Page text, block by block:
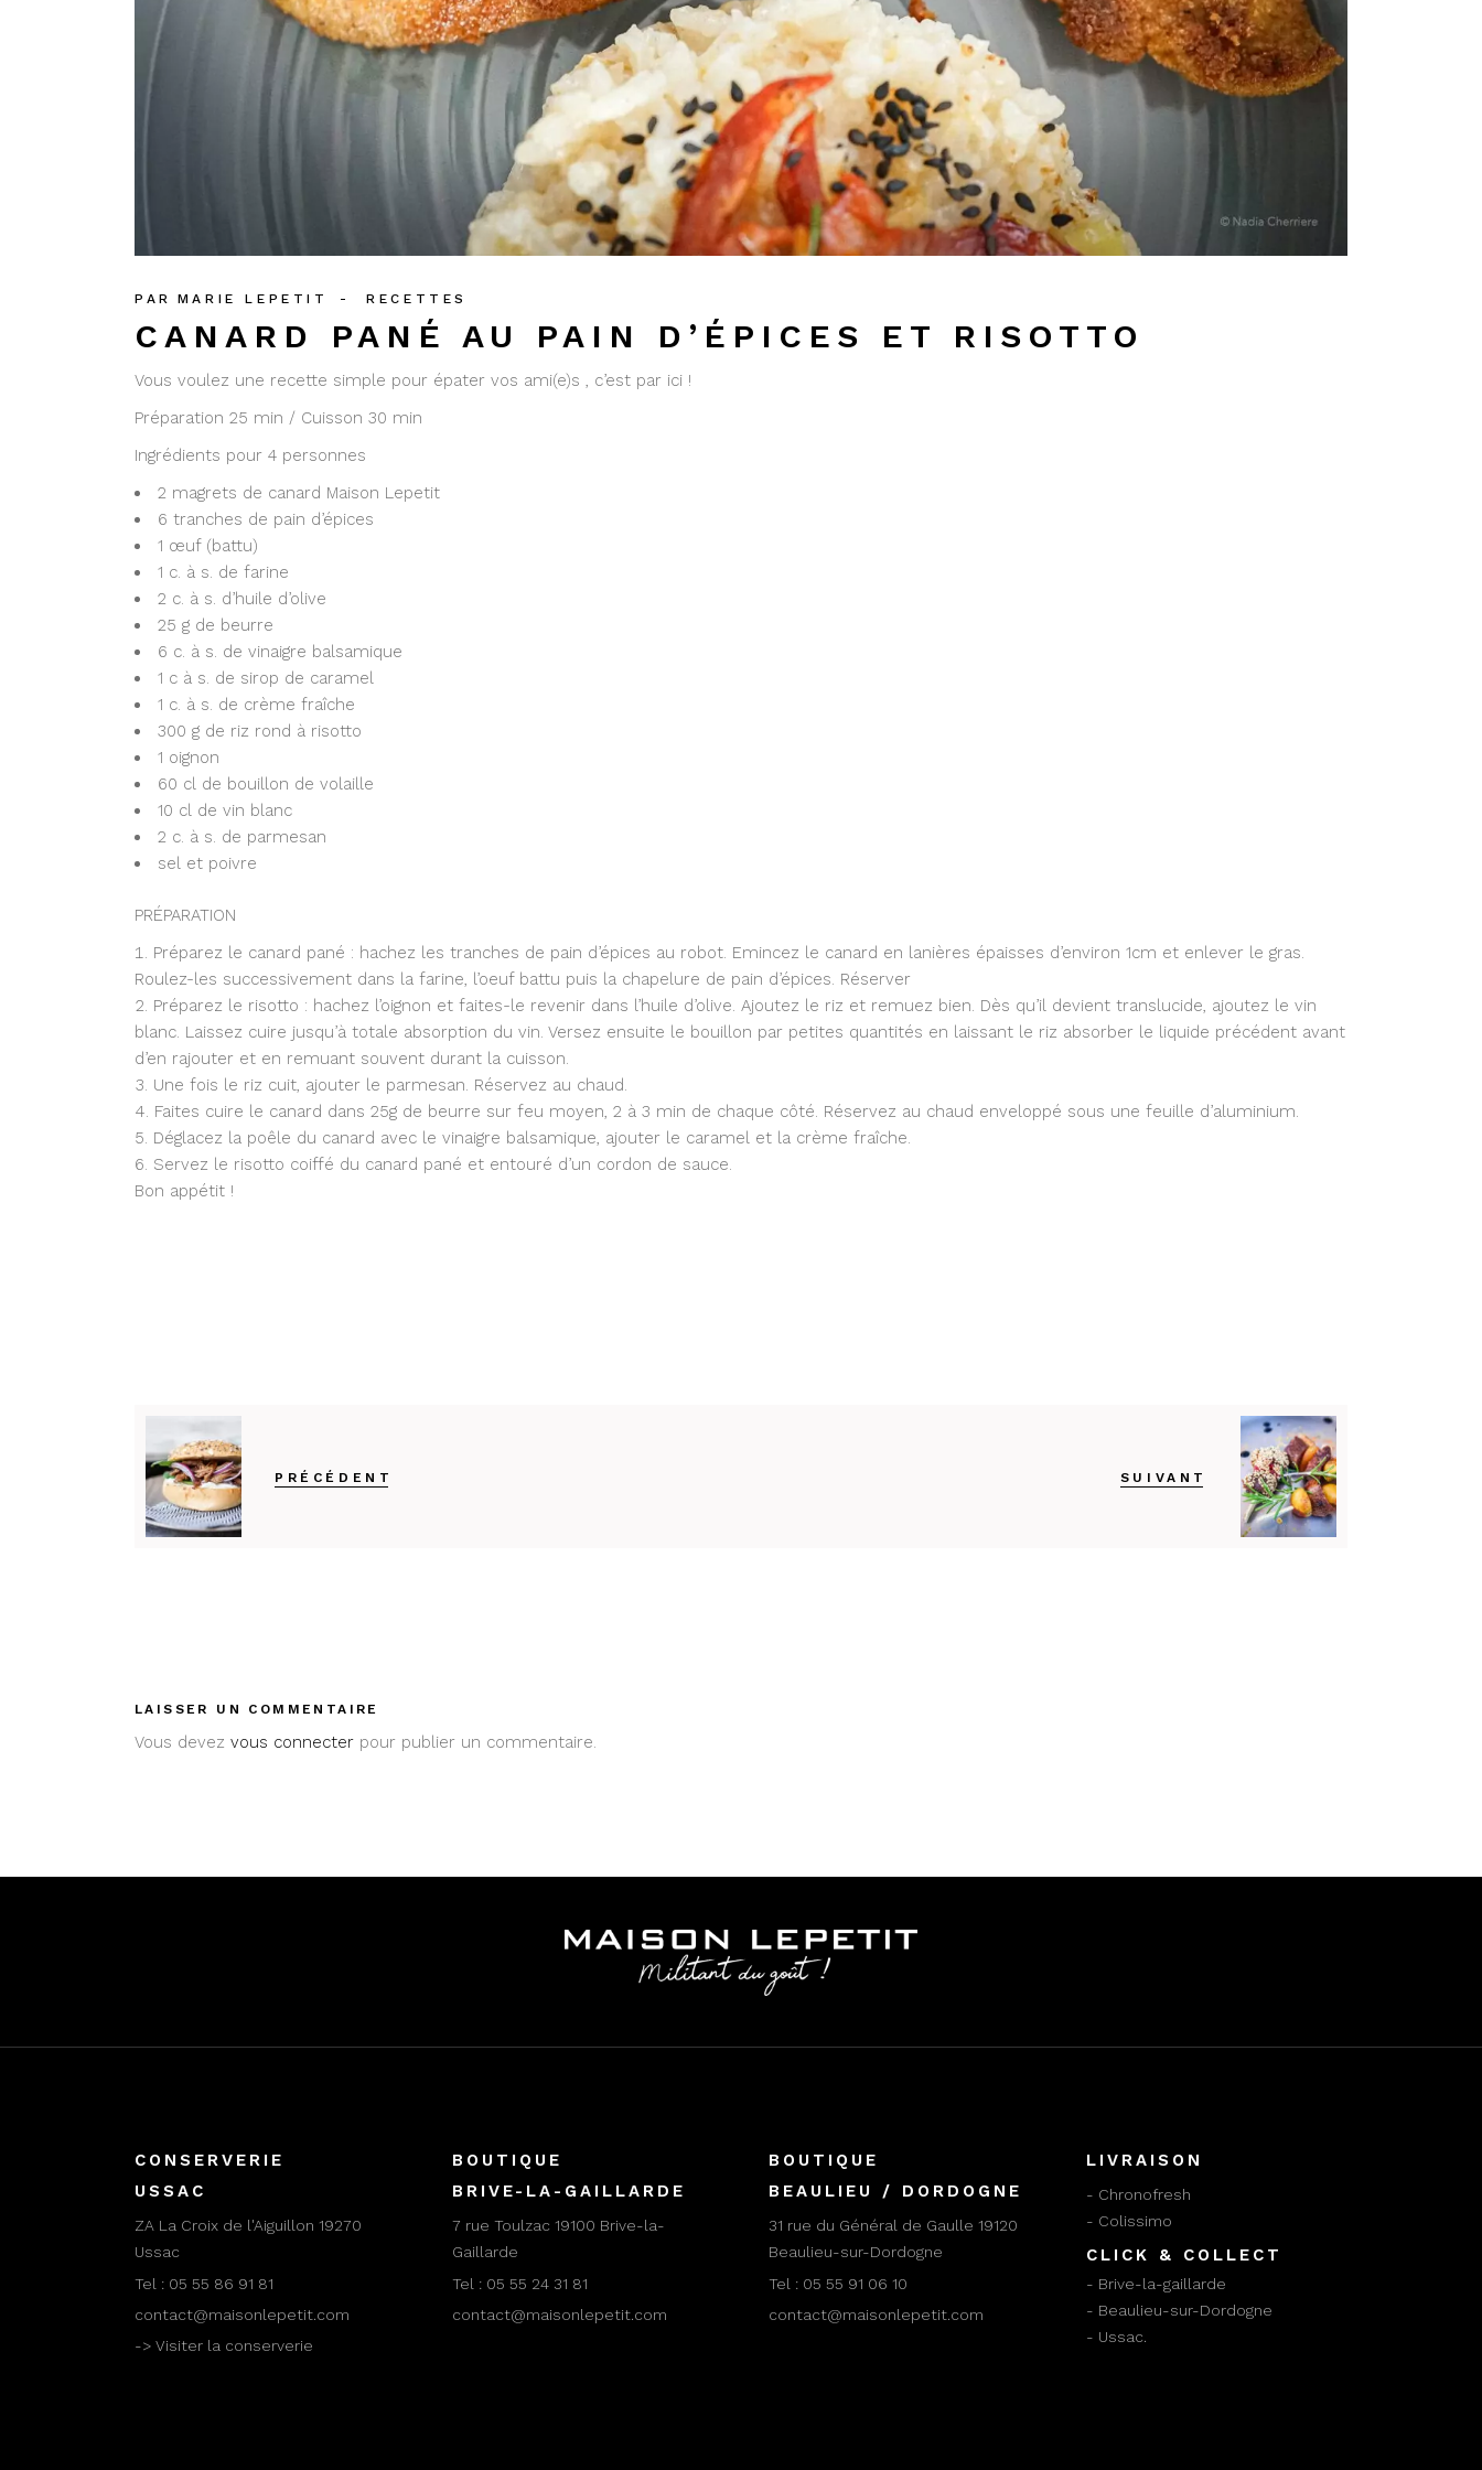
PAR MARIE LEPETIT RECETTES
CANARD PANÉ AU PAIN D’ÉPICES ET RISOTTO
Vous voulez une recette simple pour épater vos ami(e)s , c’est par ici !
Préparation 25 min / Cuisson 30 min
Ingrédients pour 4 personnes
2 magrets de canard Maison Lepetit
6 tranches de pain d’épices
1 œuf (battu)
1 c. à s. de farine
2 c. à s. d’huile d’olive
25 g de beurre
6 c. à s. de vinaigre balsamique
1 c à s. de sirop de caramel
1 c. à s. de crème fraîche
300 g de riz rond à risotto
1 oignon
60 cl de bouillon de volaille
10 cl de vin blanc
2 c. à s. de parmesan
sel et poivre
PRÉPARATION
Préparez le canard pané : hachez les tranches de pain d’épices au robot. Emincez le canard en lanières épaisses d’environ 1cm et enlever le gras.
Roulez-les successivement dans la farine, l’oeuf battu puis la chapelure de pain d’épices. Réserver
Préparez le risotto : hachez l’oignon et faites-le revenir dans l’huile d’olive. Ajoutez le riz et remuez bien. Dès qu’il devient translucide, ajoutez le vin
blanc. Laissez cuire jusqu’à totale absorption du vin. Versez ensuite le bouillon par petites quantités en laissant le riz absorber le liquide précédent avant
d’en rajouter et en remuant souvent durant la cuisson.
Une fois le riz cuit, ajouter le parmesan. Réservez au chaud.
Faites cuire le canard dans 25g de beurre sur feu moyen, 2 à 3 min de chaque côté. Réservez au chaud enveloppé sous une feuille d’aluminium.
Déglacez la poêle du canard avec le vinaigre balsamique, ajouter le caramel et la crème fraîche.
Servez le risotto coiffé du canard pané et entouré d’un cordon de sauce.
Bon appétit !
PRÉCÉDENT SUIVANT
LAISSER UN COMMENTAIRE
Vous devez vous connecter pour publier un commentaire.
CONSERVERIE
USSAC
ZA La Croix de l'Aiguillon 19270
Ussac
Tel : 05 55 86 91 81
contact@maisonlepetit.com
-> Visiter la conserverie
BOUTIQUE
BRIVE-LA-GAILLARDE
7 rue Toulzac 19100 Brive-la-
Gaillarde
Tel : 05 55 24 31 81
contact@maisonlepetit.com
BOUTIQUE
BEAULIEU / DORDOGNE
31 rue du Général de Gaulle 19120
Beaulieu-sur-Dordogne
Tel : 05 55 91 06 10
contact@maisonlepetit.com
LIVRAISON
- Chronofresh
- Colissimo
CLICK & COLLECT
- Brive-la-gaillarde
- Beaulieu-sur-Dordogne
- Ussac.